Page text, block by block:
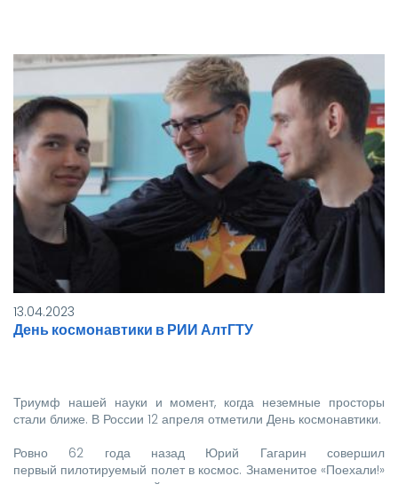
13.04.2023
День космонавтики в РИИ АлтГТУ
Триумф нашей науки и момент, когда неземные просторы
стали ближе. В России 12 апреля отметили День космонавтики.
Ровно 62 года назад Юрий Гагарин совершил
первый пилотируемый полет в космос. Знаменитое «Поехали!»
как символ начала новой эры…